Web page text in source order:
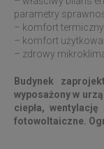
parametry
– komfort
– komfort
– zdrowy
Budynek
wyposażony w
ciepła,
fotowoltaiczne.